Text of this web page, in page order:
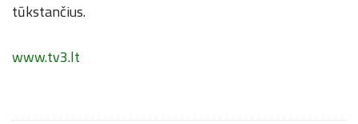
tūkstančius.
www.tv3.lt